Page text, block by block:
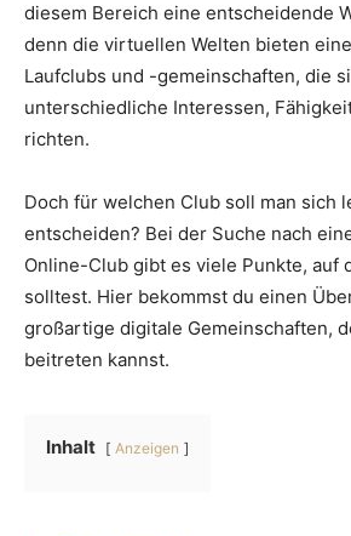
diesem Bereich eine entscheidende
denn die virtuellen Welten bieten
Laufclubs und -gemeinschaften, die
unterschiedliche Interessen,
richten.
Doch für welchen Club soll man sich
entscheiden? Bei der Suche nach
Online-Club gibt es viele Punkte, auf
solltest. Hier bekommst du einen
großartige digitale Gemeinschaften,
beitreten kannst.
Inhalt Anzeigen